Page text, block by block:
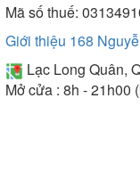
Mã số thuế:
Giới thiệu 168
Lạc Long Quân,
Mở cửa : 8h -